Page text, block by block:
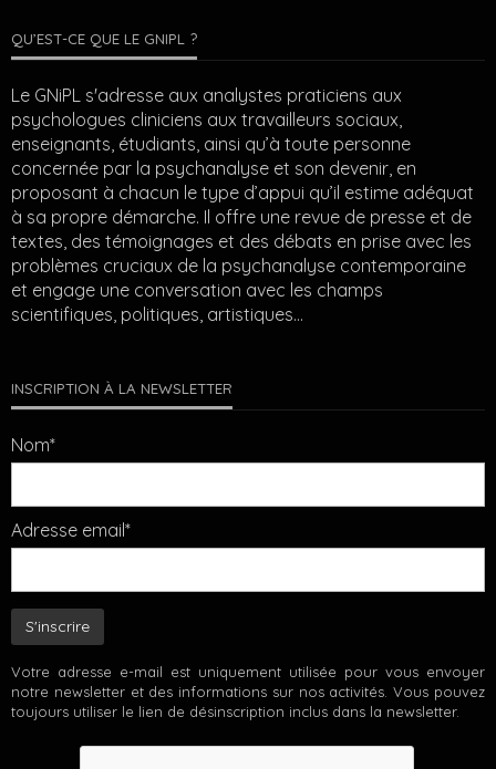
QU’EST-CE QUE LE GNIPL ?
Le GNiPL s'adresse aux analystes praticiens aux
psychologues cliniciens aux travailleurs sociaux,
enseignants, étudiants, ainsi qu’à toute personne
concernée par la psychanalyse et son devenir, en
proposant à chacun le type d’appui qu’il estime adéquat
à sa propre démarche. Il offre une revue de presse et de
textes, des témoignages et des débats en prise avec les
problèmes cruciaux de la psychanalyse contemporaine
et engage une conversation avec les champs
scientifiques, politiques, artistiques…
INSCRIPTION À LA NEWSLETTER
Nom*
Adresse email*
Votre adresse e-mail est uniquement utilisée pour vous envoyer
notre newsletter et des informations sur nos activités. Vous pouvez
toujours utiliser le lien de désinscription inclus dans la newsletter.